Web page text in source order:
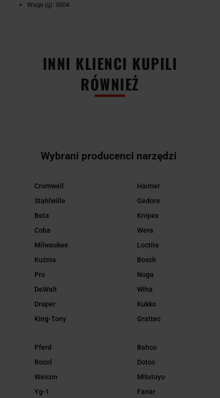
Waga (g): 3504
INNI KLIENCI KUPILI
RÓWNIEŻ
Wybrani producenci narzędzi
Cromwell
Stahlwille
Beta
Coba
Milwaukee
Kuźnia
Pro
DeWalt
Draper
King-Tony
Haimer
Gedore
Knipex
Wera
Loctite
Bosch
Noga
Wiha
Kukko
Grattec
Pferd
Rocol
Weicon
Yg-1
Bahco
Dotco
Mitutoyo
Fanar